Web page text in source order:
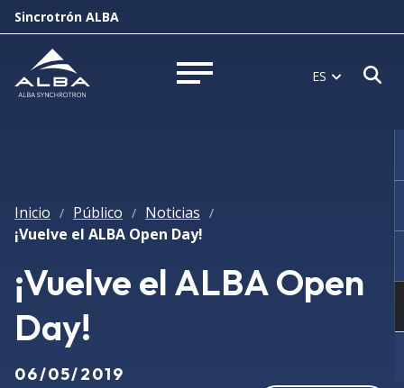
Sincrotrón ALBA
Abrir menú ES
Inicio / Público / Noticias /
¡Vuelve el ALBA Open Day!
¡Vuelve el ALBA Open
Day!
06/05/2019